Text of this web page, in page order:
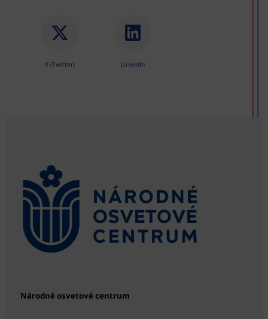
X (Twitter) LinkedIn
Národné osvetové centrum